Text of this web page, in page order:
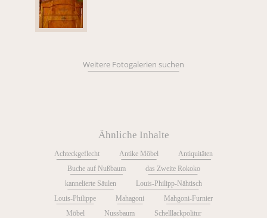
Weitere Fotogalerien suchen
Ähnliche Inhalte
Achteckgeflecht Antike Möbel
Antiquitäten
Buche auf Nußbaum
das Zweite Rokoko
kannelierte Säulen
Louis-Philipp-Nähtisch
Louis-Philippe
Mahagoni
Mahgoni-Furnier
Möbel
Nussbaum
Schelllackpolitur